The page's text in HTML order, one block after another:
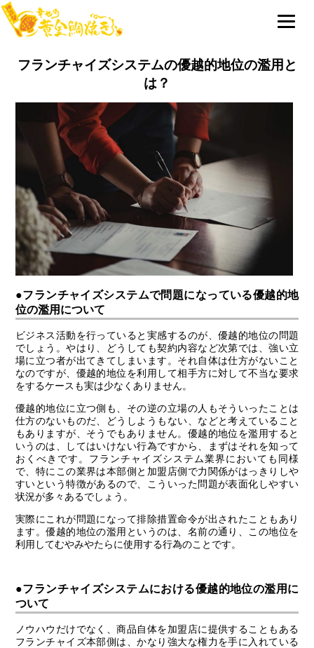
フランチャイズシステムの優越的地位の濫用と
は？
●フランチャイズシステムで問題になっている優越的地
位の濫用について
ビジネス活動を行っていると実感するのが、優越的地位の問題
でしょう。やはり、どうしても契約内容など次第では、強い立
場に立つ者が出てきてしまいます。それ自体は仕方がないこと
なのですが、優越的地位を利用して相手方に対して不当な要求
をするケースも実は少なくありません。
優越的地位に立つ側も、その逆の立場の人もそういったことは
仕方のないものだ、どうしようもない、などと考えていること
もありますが、そうでもありません。優越的地位を濫用すると
いうのは、してはいけない行為ですから、まずはそれを知って
おくべきです。フランチャイズシステム業界においても同様
で、特にこの業界は本部側と加盟店側で力関係がはっきりしや
すいという特徴があるので、こういった問題が表面化しやすい
状況が多々あるでしょう。
実際にこれが問題になって排除措置命令が出されたこともあり
ます。優越的地位の濫用というのは、名前の通り、この地位を
利用してむやみやたらに使用する行為のことです。
●フランチャイズシステムにおける優越的地位の濫用に
ついて
ノウハウだけでなく、商品自体を加盟店に提供することもある
フランチャイズ本部側は、かなり強大な権力を手に入れている